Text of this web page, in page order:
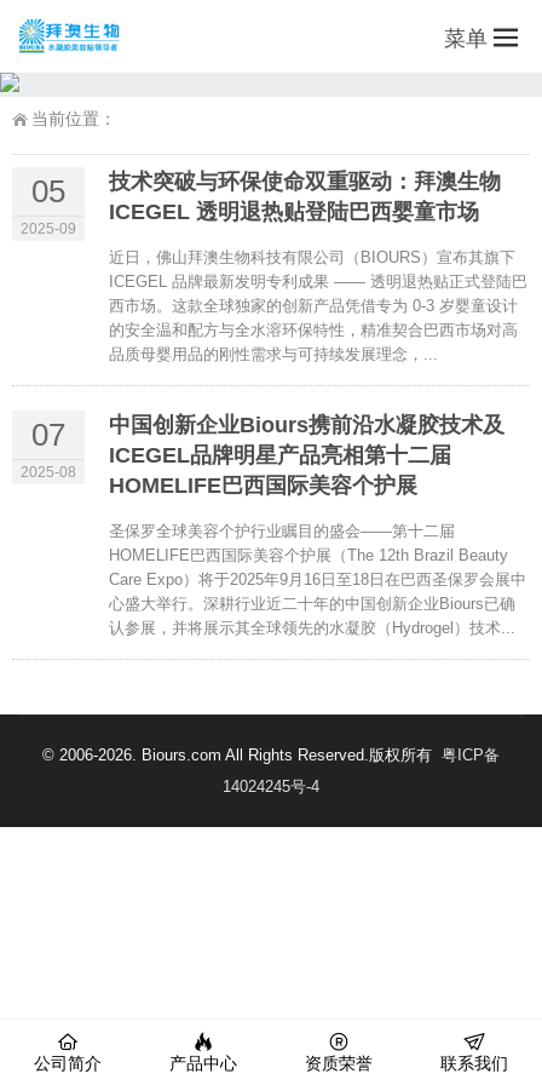
菜单
当前位置：
05
2025-09
技术突破与环保使命双重驱动：拜澳生物
ICEGEL 透明退热贴登陆巴西婴童市场
近日，佛山拜澳生物科技有限公司（BIOURS）宣布其旗下
ICEGEL 品牌最新发明专利成果 —— 透明退热贴正式登陆巴
西市场。这款全球独家的创新产品凭借专为 0-3 岁婴童设计
的安全温和配方与全水溶环保特性，精准契合巴西市场对高
品质母婴用品的刚性需求与可持续发展理念，...
07
2025-08
中国创新企业Biours携前沿水凝胶技术及
ICEGEL品牌明星产品亮相第十二届
HOMELIFE巴西国际美容个护展
圣保罗全球美容个护行业瞩目的盛会——第十二届
HOMELIFE巴西国际美容个护展（The 12th Brazil Beauty
Care Expo）将于2025年9月16日至18日在巴西圣保罗会展中
心盛大举行。深耕行业近二十年的中国创新企业Biours已确
认参展，并将展示其全球领先的水凝胶（Hydrogel）技术...
© 2006-2026. Biours.com All Rights Reserved.版权所有 粤ICP备
14024245号-4
公司简介 产品中心 资质荣誉 联系我们